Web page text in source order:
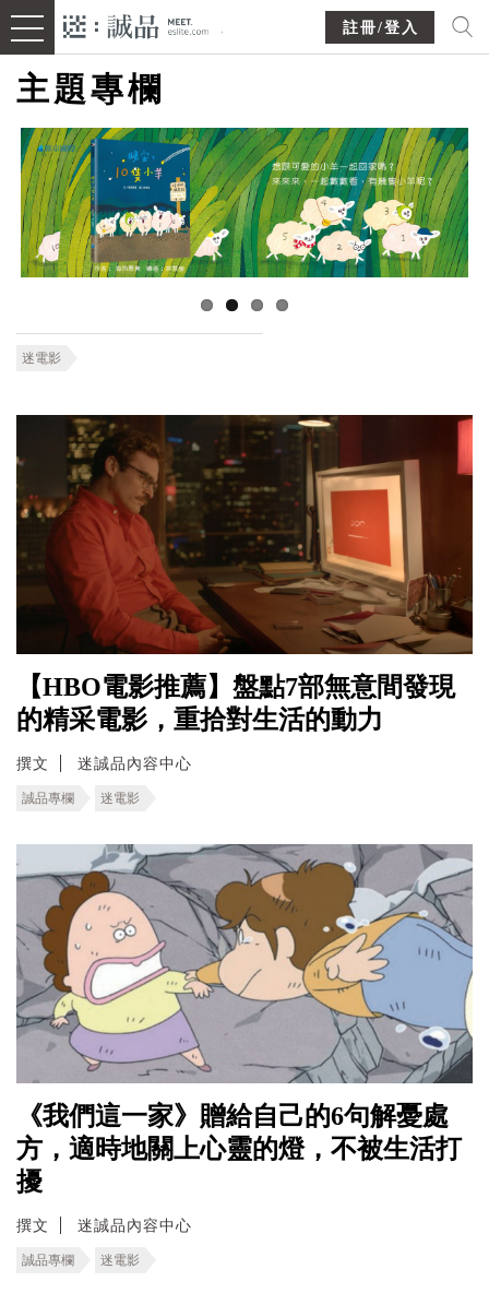
註冊/登入
主題專欄
迷電影
【HBO電影推薦】盤點7部無意間發現
的精采電影，重拾對生活的動力
撰文 迷誠品內容中心
誠品專欄 迷電影
《我們這一家》贈給自己的6句解憂處
方，適時地關上心靈的燈，不被生活打
擾
撰文 迷誠品內容中心
誠品專欄 迷電影